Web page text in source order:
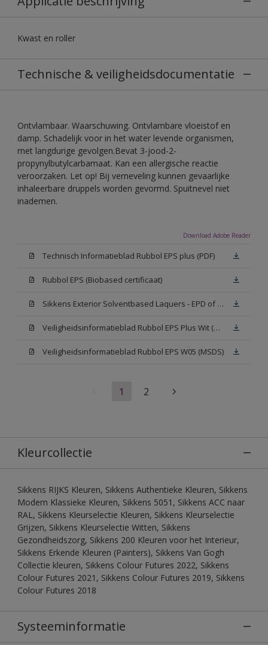
Kwast en roller
Technische & veiligheidsdocumentatie
Ontvlambaar. Waarschuwing. Ontvlambare vloeistof en
damp. Schadelijk voor in het water levende organismen,
met langdurige gevolgen.Bevat 3-jood-2-
propynylbutylcarbamaat. Kan een allergische reactie
veroorzaken. Let op! Bij verneveling kunnen gevaarlijke
inhaleerbare druppels worden gevormd. Spuitnevel niet
inademen.
Download Adobe Reader
Technisch Informatieblad Rubbol EPS plus (PDF)
Rubbol EPS (Biobased certificaat)
Sikkens Exterior Solventbased Laquers - EPD of Milieuproductverklaring
Veiligheidsinformatieblad Rubbol EPS Plus Wit (MSDS)
Veiligheidsinformatieblad Rubbol EPS W05 (MSDS)
1 2
Kleurcollectie
Sikkens RIJKS Kleuren, Sikkens Authentieke Kleuren, Sikkens
Modern Klassieke Kleuren, Sikkens 5051, Sikkens ACC naar
RAL, Sikkens Kleurselectie Kleuren, Sikkens Kleurselectie
Grijzen, Sikkens Kleurselectie Witten, Sikkens
Gezondheidszorg, Sikkens 200 Kleuren voor het Interieur,
Sikkens Erkende Kleuren (Painters), Sikkens Van Gogh
Collectie kleuren, Sikkens Colour Futures 2022, Sikkens
Colour Futures 2021, Sikkens Colour Futures 2019, Sikkens
Colour Futures 2018
Systeeminformatie